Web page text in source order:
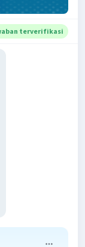
terverifikasi